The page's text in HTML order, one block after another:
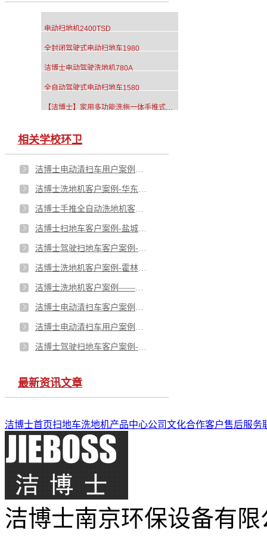
电动扫地机2400TSD
全封闭驾驶式电动扫地车1980
洁博士电动驾驶洗地机780A
全自动驾驶式电动扫地车1580
相关学校环卫
最新资讯文章
洁博士首页扫地车洗地机产品中心公司文化合作客户售后服务
洁博士南京环保设备有限